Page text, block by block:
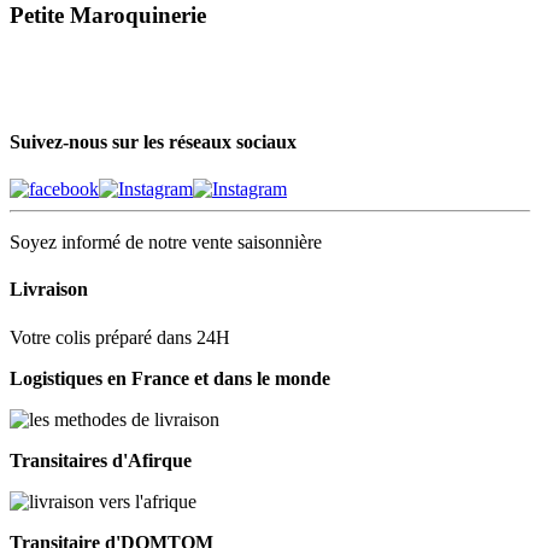
Petite Maroquinerie
Suivez-nous sur les réseaux sociaux
Soyez informé de notre vente saisonnière
Livraison
Votre colis préparé dans 24H
Logistiques en France et dans le monde
Transitaires d'Afirque
Transitaire d'DOMTOM